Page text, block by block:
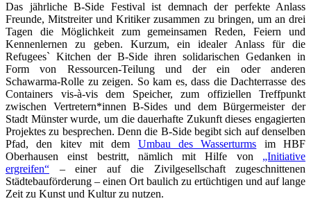
Das jährliche B-Side Festival ist demnach der perfekte Anlass
Freunde, Mitstreiter und Kritiker zusammen zu bringen, um an drei
Tagen die Möglichkeit zum gemeinsamen Reden, Feiern und
Kennenlernen zu geben. Kurzum, ein idealer Anlass für die
Refugees` Kitchen der B-Side ihren solidarischen Gedanken in
Form von Ressourcen-Teilung und der ein oder anderen
Schawarma-Rolle zu zeigen. So kam es, dass die Dachterrasse des
Containers vis-à-vis dem Speicher, zum offiziellen Treffpunkt
zwischen Vertretern*innen B-Sides und dem Bürgermeister der
Stadt Münster wurde, um die dauerhafte Zukunft dieses engagierten
Projektes zu besprechen. Denn die B-Side begibt sich auf denselben
Pfad, den kitev mit dem Umbau des Wasserturms im HBF
Oberhausen einst bestritt, nämlich mit Hilfe von „Initiative
ergreifen“ – einer auf die Zivilgesellschaft zugeschnittenen
Städtebauförderung – einen Ort baulich zu ertüchtigen und auf lange
Zeit zu Kunst und Kultur zu nutzen.